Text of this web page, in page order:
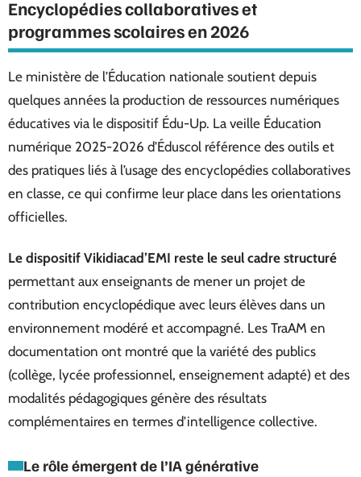
Encyclopédies collaboratives et
programmes scolaires en 2026
Le ministère de l’Éducation nationale soutient depuis
quelques années la production de ressources numériques
éducatives via le dispositif Édu-Up. La veille Éducation
numérique 2025-2026 d’Éduscol référence des outils et
des pratiques liés à l’usage des encyclopédies collaboratives
en classe, ce qui confirme leur place dans les orientations
officielles.
Le dispositif Vikidiacad’EMI reste le seul cadre structuré
permettant aux enseignants de mener un projet de
contribution encyclopédique avec leurs élèves dans un
environnement modéré et accompagné. Les TraAM en
documentation ont montré que la variété des publics
(collège, lycée professionnel, enseignement adapté) et des
modalités pédagogiques génère des résultats
complémentaires en termes d’intelligence collective.
Le rôle émergent de l’IA générative